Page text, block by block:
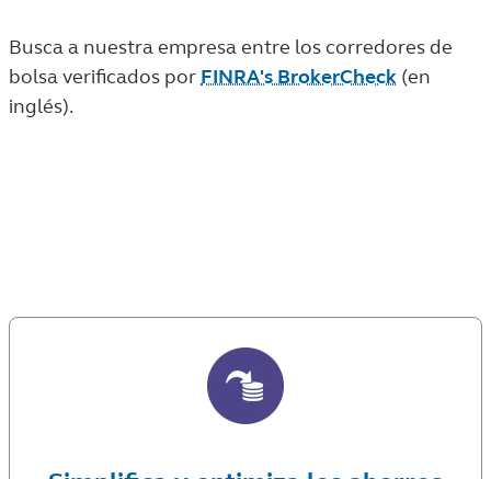
Busca a nuestra empresa entre los corredores de
bolsa verificados por FINRA's BrokerCheck (en
inglés).